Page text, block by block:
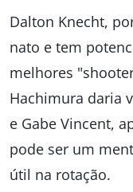
Dalton Knecht,
nato e tem
melhores
Hachimura daria
e Gabe Vincent,
pode ser um
útil na rotação.